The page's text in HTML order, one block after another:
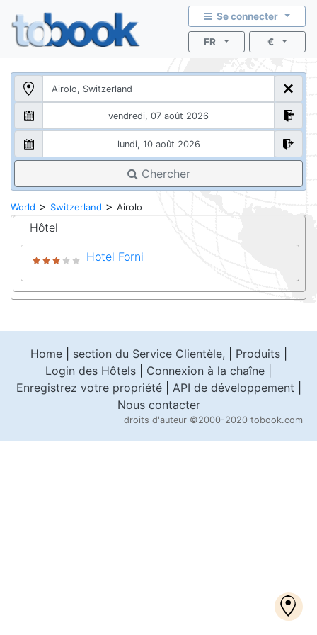
Se connecter
FR €
Chercher
World > Switzerland > Airolo
Hôtel
Hotel Forni
Home| section du Service Clientèle, Produits|
Login des Hôtels
Connexion à la chaîne
Enregistrez votre propriété| API de développement
Nous contacter
droits d'auteur ©2000-2020 tobook.com